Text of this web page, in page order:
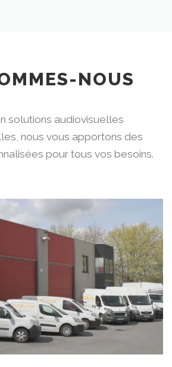
NOUS
solutions audiovisuelles
nous vous apportons des
pour tous vos besoins.